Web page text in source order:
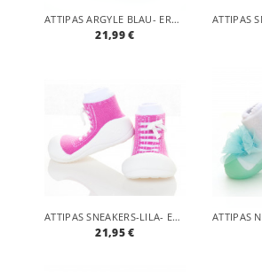
ATTIPAS ARGYLE BLAU- ERGONOMISCHE BABY LAUFLERNSCHUHE, ATMUNGSAKTIVE KINDER HAUSSCHUHE ABS SOCKEN BABYSCHUHE ANTIRUTSCH
21,99 €
ATTIPAS SNEAKERS-LILA- ERGONOMISCHE BABY LAUFLERNSCHUHE, ATMUNGSAKTIVE KINDER HAUSSCHUHE ABS SOCKEN BABYSCHUHE ANTIRUTSCH
21,95 €